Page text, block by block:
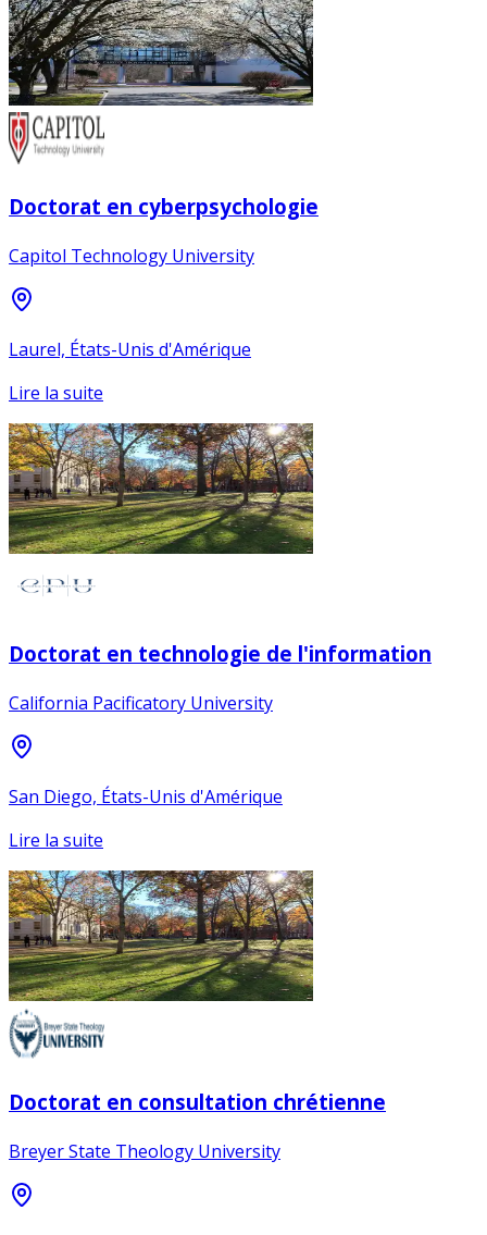
Doctorat en cyberpsychologie
Capitol Technology University
Laurel, États-Unis d'Amérique
Lire la suite
Doctorat en technologie de l'information
California Pacificatory University
San Diego, États-Unis d'Amérique
Lire la suite
Doctorat en consultation chrétienne
Breyer State Theology University